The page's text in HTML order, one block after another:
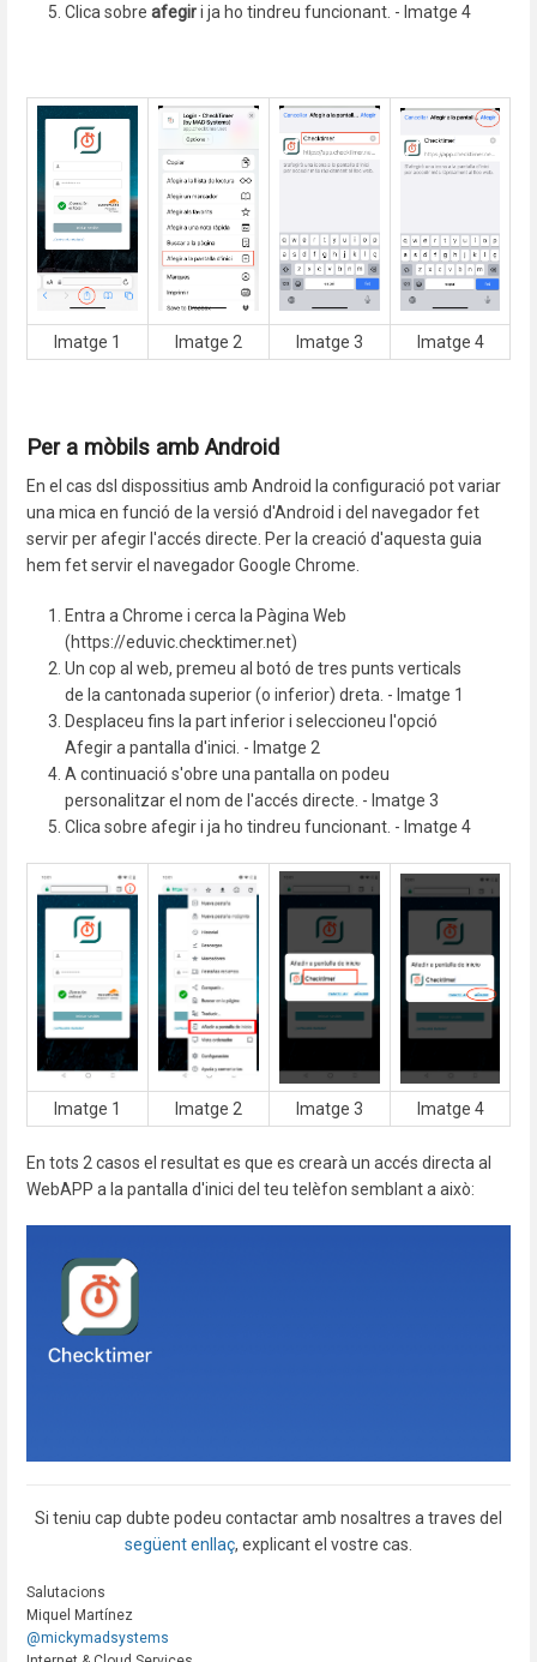
Clica sobre afegiri ja ho tindreu funcionant. - Imatge 4
Imatge 1 Imatge 2 Imatge 3 Imatge 4
Per a mòbils amb Android
En el cas dsl dispossitius amb Android la configuració pot variar
una mica en funció de la versió d'Android i del navegador fet
servir per afegir l'accés directe. Per la creació d'aquesta guia
hem fet servir el navegador Google Chrome.
Entra a Chrome i cerca la Pàgina Web
(https://eduvic.checktimer.net)
Un cop al web, premeu al botó de tres punts verticals
de la cantonada superior (o inferior) dreta. - Imatge 1
Desplaceu fins la part inferior i seleccioneu l'opció
Afegir a pantalla d'inici. - Imatge 2
A continuació s'obre una pantalla on podeu
personalitzar el nom de l'accés directe. - Imatge 3
Clica sobre afegir i ja ho tindreu funcionant. - Imatge 4
Imatge 1 Imatge 2 Imatge 3 Imatge 4
En tots 2 casos el resultat es que es crearà un accés directa al
WebAPP a la pantalla d'inici del teu telèfon semblant a això:
Si teniu cap dubte podeu contactar amb nosaltres a traves del
següent enllaç, explicant el vostre cas.
Salutacions
Miquel Martínez
@mickymadsystems